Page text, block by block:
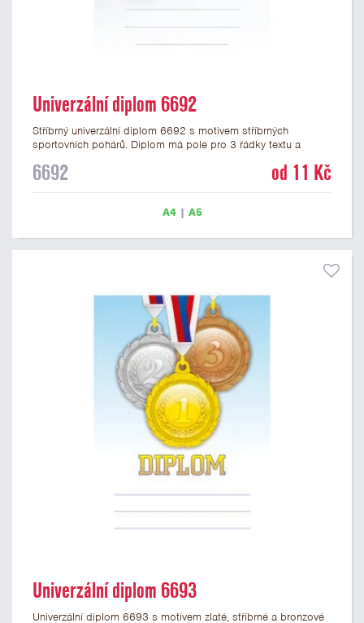
Univerzální diplom 6692
Stříbrný univerzální diplom 6692 s motivem stříbrných
sportovních pohárů. Diplom má pole pro 3 řádky textu a
formátu A4 a A5. Tento univerzální diplom je vhodný pro
motivem pohárů má gramáž 250 g/m2.
6692 od 11 Kč
A4| A5
Univerzální diplom 6693
Univerzální diplom 6693 s motivem zlaté, stříbrné a bronzové